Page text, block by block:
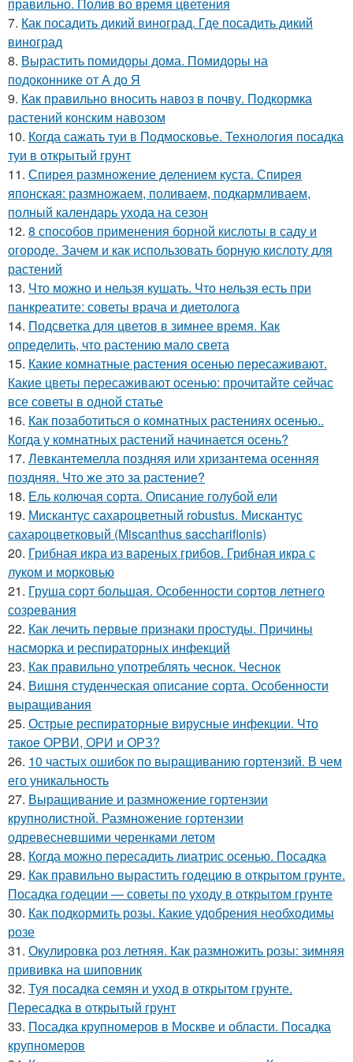
7. Как посадить дикий виноград. Где посадить дикий
виноград
8. Вырастить помидоры дома. Помидоры на
подоконнике от А до Я
9. Как правильно вносить навоз в почву. Подкормка
растений конским навозом
10. Когда сажать туи в Подмосковье. Технология посадка
туи в открытый грунт
11. Спирея размножение делением куста. Спирея
японская: размножаем, поливаем, подкармливаем,
полный календарь ухода на сезон
12. 8 способов применения борной кислоты в саду и
огороде. Зачем и как использовать борную кислоту для
растений
13. Что можно и нельзя кушать. Что нельзя есть при
панкреатите: советы врача и диетолога
14. Подсветка для цветов в зимнее время. Как
определить, что растению мало света
15. Какие комнатные растения осенью пересаживают.
Какие цветы пересаживают осенью: прочитайте сейчас
все советы в одной статье
16. Как позаботиться о комнатных растениях осенью..
Когда у комнатных растений начинается осень?
17. Левкантемелла поздняя или хризантема осенняя
поздняя. Что же это за растение?
18. Ель колючая сорта. Описание голубой ели
19. Мискантус сахароцветный robustus. Мискантус
сахароцветковый (Miscanthus sacchariflonis)
20. Грибная икра из вареных грибов. Грибная икра с
луком и морковью
21. Груша сорт большая. Особенности сортов летнего
созревания
22. Как лечить первые признаки простуды. Причины
насморка и респираторных инфекций
23. Как правильно употреблять чеснок. Чеснок
24. Вишня студенческая описание сорта. Особенности
выращивания
25. Острые респираторные вирусные инфекции. Что
такое ОРВИ, ОРИ и ОРЗ?
26. 10 частых ошибок по выращиванию гортензий. В чем
его уникальность
27. Выращивание и размножение гортензии
крупнолистной. Размножение гортензии
одревесневшими черенками летом
28. Когда можно пересадить лиатрис осенью. Посадка
29. Как правильно вырастить годецию в открытом грунте.
Посадка годеции — советы по уходу в открытом грунте
30. Как подкормить розы. Какие удобрения необходимы
розе
31. Окулировка роз летняя. Как размножить розы: зимняя
прививка на шиповник
32. Туя посадка семян и уход в открытом грунте.
Пересадка в открытый грунт
33. Посадка крупномеров в Москве и области. Посадка
крупномеров